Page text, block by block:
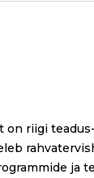
on riigi
ja